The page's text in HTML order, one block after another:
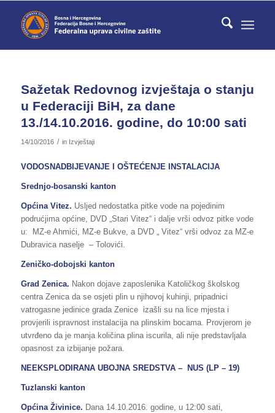
Sažetak Redovnog izvještaja o stanju
u Federaciji BiH, za dane
13./14.10.2016. godine, do 10:00 sati
14/10/2016 / in Izvještaji
VODOSNADBIJEVANJE I OŠTEĆENJE INSTALACIJA
Srednjo-bosanski kanton
Općina Vitez. Usljed nedostatka pitke vode na pojedinim
podrućjima općine, DVD „Stari Vitez“ i dalje vrši odvoz pitke vode
u: MZ-e Ahmići, MZ-e Bukve, a DVD „ Vitez“ vrši odvoz za MZ-e
Dubravica naselje – Tolovići.
Zeničko-dobojski kanton
Grad Zenica. Nakon dojave zaposlenika Katoličkog školskog
centra Zenica da se osjeti plin u njihovoj kuhinji, pripadnici
vatrogasne jedinice grada Zenice izašli su na lice mjesta i
provjerili ispravnost instalacija na plinskim bocama. Provjerom je
utvrđeno da je manja količina plina iscurila, ali nije predstavljala
opasnost za izbijanje požara.
NEEKSPLODIRANA UBOJNA SREDSTVA – NUS (LP – 19)
Tuzlanski kanton
Općina Živinice. Dana 14.10.2016. godine, u 12:00 sati,